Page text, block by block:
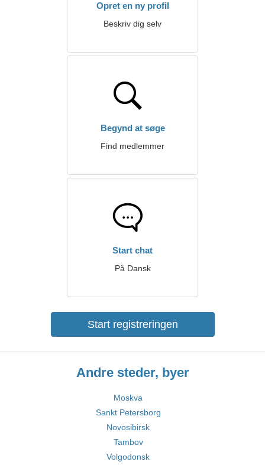
Opret en ny profil
Beskriv dig selv
Begynd at søge
Find medlemmer
Start chat
På Dansk
Start registreringen
Andre steder, byer
Moskva
Sankt Petersborg
Novosibirsk
Tambov
Volgodonsk